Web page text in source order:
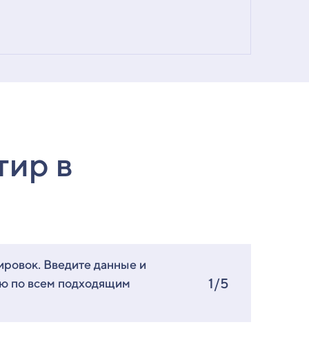
в
Введите данные и
по всем подходящим
1/5